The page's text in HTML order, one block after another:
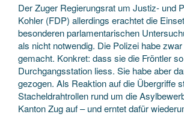
Der Zuger Regierungsrat um Justiz- und
Kohler (FDP) allerdings erachtet die
besonderen parlamentarischen
als nicht notwendig. Die Polizei habe
gemacht. Konkret: dass sie die Fröntler
Durchgangsstation liess. Sie habe aber
gezogen. Als Reaktion auf die Übergriffe
Stacheldrahtrollen rund um die
Kanton Zug auf – und erntet dafür